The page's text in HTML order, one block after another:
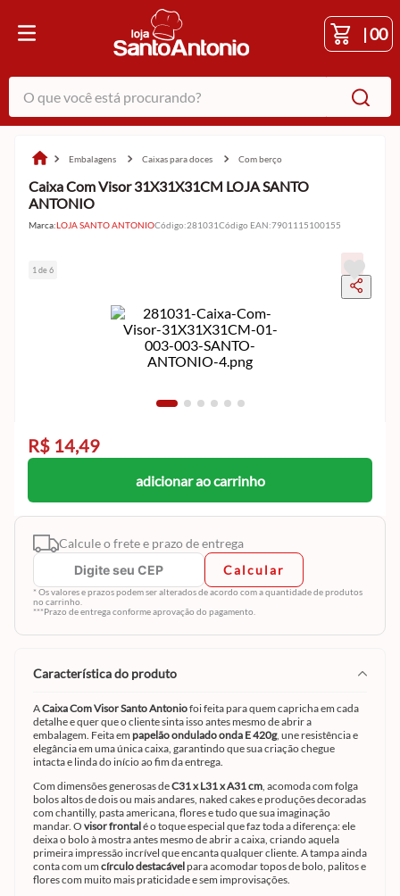
|00
O que você está procurando?
embalagens caixas para doces com berço
Caixa Com Visor 31X31X31CM LOJA SANTO
ANTONIO
Marca:LOJA SANTO ANTONIOCódigo:281031Código EAN:7901115100155
1 de 6
R$ 14,49
adicionar ao carrinho
Calcule o frete e prazo de entrega
Calcular
* Os valores e prazos podem ser alterados de acordo com a quantidade de produtos
no carrinho.
***Prazo de entrega conforme aprovação do pagamento.
característica do produto
ACaixa Com Visor Santo Antoniofoi feita para quem capricha em cada
detalhe e quer que o cliente sinta isso antes mesmo de abrir a
embalagem. Feita em papelão ondulado onda E 420g, une resistência e
elegância em uma única caixa, garantindo que sua criação chegue
intacta e linda do início ao fim da entrega.
Com dimensões generosas deC31 x L31 x A31 cm, acomoda com folga
bolos altos de dois ou mais andares, naked cakes e produções decoradas
com chantilly, pasta americana, flores e tudo que sua imaginação
mandar. O visor frontalé o toque especial que faz toda a diferença: ele
deixa o bolo à mostra antes mesmo de abrir a caixa, criando aquela
primeira impressão incrível que encanta qualquer cliente. A tampa ainda
conta com um círculo destacávelpara acomodar topos de bolo, palitos e
flores com muito mais praticidade e sem improvisações.